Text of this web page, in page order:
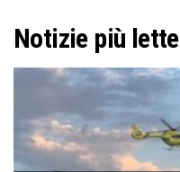
Notizie più lette